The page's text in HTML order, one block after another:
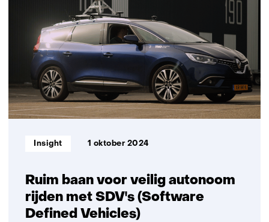
laagdrempelige
oplossing
voor
yard
automation
Ruim baan voor veilig autonoom
rijden met SDV's (Software
Defined Vehicles)
Informatietype:
Insight 1 oktober 2024